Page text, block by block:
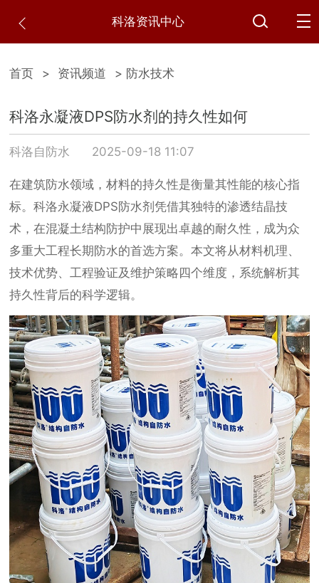
科洛资讯中心
首页 > 资讯频道 > 防水技术
科洛永凝液DPS防水剂的持久性如何
科洛自防水 2025-09-18 11:07
在建筑防水领域，材料的持久性是衡量其性能的核心指
标。科洛永凝液DPS防水剂凭借其独特的渗透结晶技
术，在混凝土结构防护中展现出卓越的耐久性，成为众
多重大工程长期防水的首选方案。本文将从材料机理、
技术优势、工程验证及维护策略四个维度，系统解析其
持久性背后的科学逻辑。